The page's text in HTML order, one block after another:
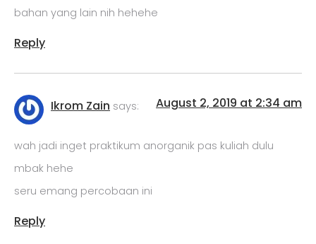
bahan yang lain nih hehehe
Reply
Ikrom Zain says: August 2, 2019 at 2:34 am
wah jadi inget praktikum anorganik pas kuliah dulu
mbak hehe
seru emang percobaan ini
Reply